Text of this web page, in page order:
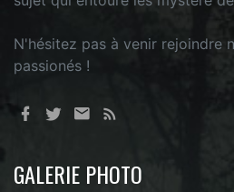
N'hésitez pas à venir rejoindre
passionés !
GALERIE PHOTO